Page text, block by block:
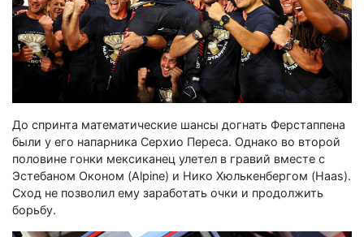
До спринта математические шансы догнать Ферстаппена
были у его напарника Серхио Переса. Однако во второй
половине гонки мексиканец улетел в гравий вместе с
Эстебаном Оконом (Alpine) и Нико Хюлькенбергом (Haas).
Сход не позволил ему заработать очки и продолжить
борьбу.